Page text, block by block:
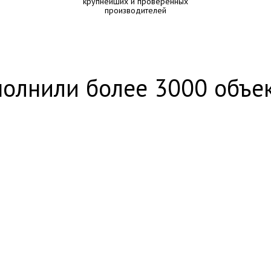
производителей
более 3000